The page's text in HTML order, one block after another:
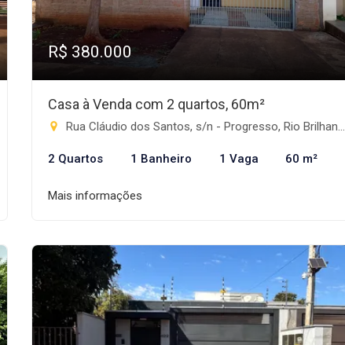
R$ 380.000
Casa à Venda com 2 quartos, 60m²
Rua Cláudio dos Santos, s/n - Progresso, Rio Brilhante-MS
2 Quartos 1 Banheiro 1 Vaga 60 m²
Mais informações